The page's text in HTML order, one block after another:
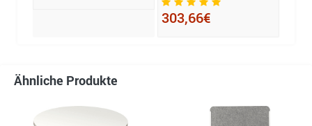
303,66€
Ähnliche Produkte